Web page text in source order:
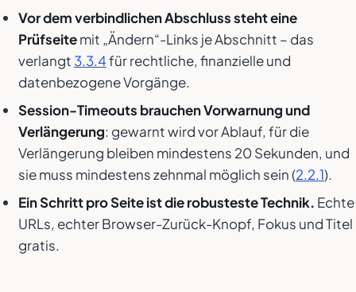
Vor dem verbindlichen Abschluss steht eine
Prüfseitemit „Ändern“-Links je Abschnitt – das
verlangt 3.3.4für rechtliche, finanzielle und
datenbezogene Vorgänge.
Session-Timeouts brauchen Vorwarnung und
Verlängerung: gewarnt wird vor Ablauf, für die
Verlängerung bleiben mindestens 20 Sekunden, und
sie muss mindestens zehnmal möglich sein (2.2.1).
Ein Schritt pro Seite ist die robusteste Technik. Echte
URLs, echter Browser-Zurück-Knopf, Fokus und Titel
gratis.